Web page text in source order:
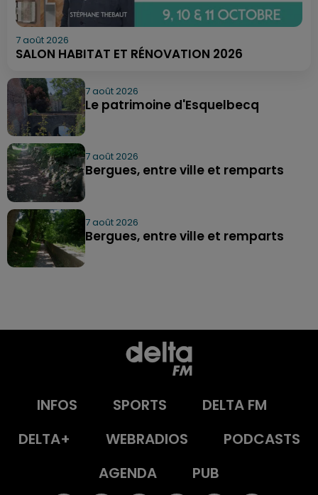
7 août 2026
SALON HABITAT ET RÉNOVATION 2026
7 août 2026
Le patrimoine d'Esquelbecq
7 août 2026
Bergues, entre ville et remparts
7 août 2026
Bergues, entre ville et remparts
INFOS SPORTS
DELTA FM
DELTA+
WEBRADIOS
PODCASTS
AGENDA
PUB